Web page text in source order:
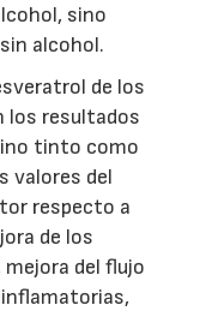
sino
alcohol.
de los
los resultados
tinto como
valores del
respecto a
de los
mejora del flujo